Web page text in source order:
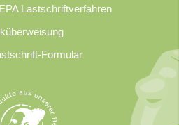
Lastschriftverfahren
Formular